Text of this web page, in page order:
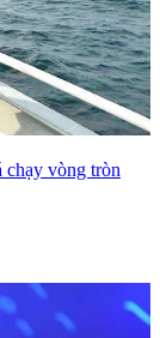
chạy vòng tròn